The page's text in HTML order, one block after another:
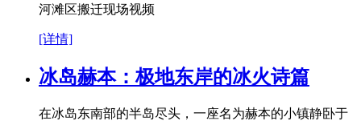
河滩区搬迁现场视频
[详情]
冰岛赫本：极地东岸的冰火诗篇
在冰岛东南部的半岛尽头，一座名为赫本的小镇静卧于